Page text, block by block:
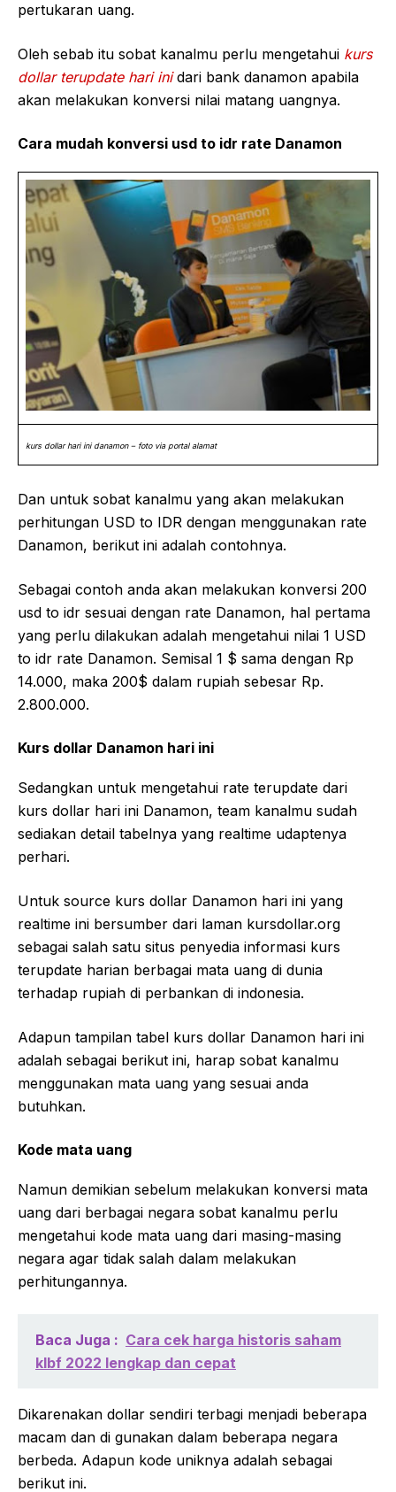
pertukaran uang.
Oleh sebab itu sobat kanalmu perlu mengetahui kurs
dollar terupdate hari inidari bank danamon apabila
akan melakukan konversi nilai matang uangnya.
Cara mudah konversi usd to idr rate Danamon
kurs dollar hari ini danamon – foto via portal alamat
Dan untuk sobat kanalmu yang akan melakukan
perhitungan USD to IDR dengan menggunakan rate
Danamon, berikut ini adalah contohnya.
Sebagai contoh anda akan melakukan konversi 200
usd to idr sesuai dengan rate Danamon, hal pertama
yang perlu dilakukan adalah mengetahui nilai 1 USD
to idr rate Danamon. Semisal 1 $ sama dengan Rp
14.000, maka 200$ dalam rupiah sebesar Rp.
2.800.000.
Kurs dollar Danamon hari ini
Sedangkan untuk mengetahui rate terupdate dari
kurs dollar hari ini Danamon, team kanalmu sudah
sediakan detail tabelnya yang realtime udaptenya
perhari.
Untuk source kurs dollar Danamon hari ini yang
realtime ini bersumber dari laman kursdollar.org
sebagai salah satu situs penyedia informasi kurs
terupdate harian berbagai mata uang di dunia
terhadap rupiah di perbankan di indonesia.
Adapun tampilan tabel kurs dollar Danamon hari ini
adalah sebagai berikut ini, harap sobat kanalmu
menggunakan mata uang yang sesuai anda
butuhkan.
Kode mata uang
Namun demikian sebelum melakukan konversi mata
uang dari berbagai negara sobat kanalmu perlu
mengetahui kode mata uang dari masing-masing
negara agar tidak salah dalam melakukan
perhitungannya.
Baca Juga : Cara cek harga historis saham
klbf 2022 lengkap dan cepat
Dikarenakan dollar sendiri terbagi menjadi beberapa
macam dan di gunakan dalam beberapa negara
berbeda. Adapun kode uniknya adalah sebagai
berikut ini.